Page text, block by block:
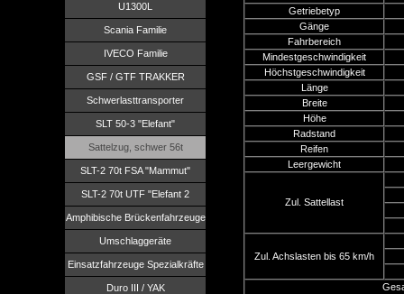
U1300L
Scania Familie
IVECO Familie
GSF / GTF TRAKKER
Schwerlasttransporter
SLT 50-3 "Elefant"
Sattelzug, schwer 56t
SLT-2 70t FSA "Mammut"
SLT-2 70t UTF "Elefant 2
Amphibische Brückenfahrzeuge
Umschlaggeräte
Einsatzfahrzeuge Spezialkräfte
Duro III / YAK
Getriebetyp
Gänge
Fahrbereich
Mindestgeschwindigkeit
Höchstgeschwindigkeit
Länge
Breite
Höhe
Radstand
Reifen
Leergewicht
Zul. Sattellast
Zul. Achslasten bis 65 km/h